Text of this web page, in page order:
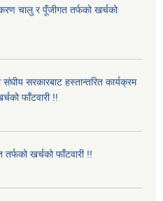
चालु र पूँजीगत तर्फको खर्चको
सरकारबाट हस्तान्तरित कार्यक्रम
फाँटवारी !!
खर्चको फाँटवारी !!